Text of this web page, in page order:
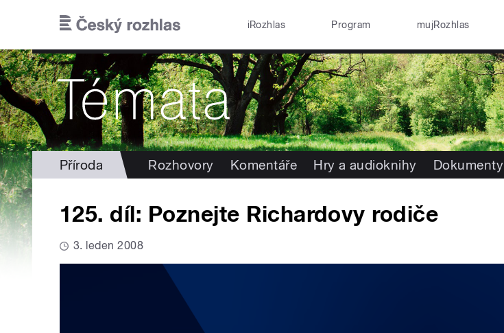
iRozhlas Program mujRozhlas
Příroda Rozhovory Komentáře Hry a audioknihy Dokumenty
125. díl: Poznejte Richardovy rodiče
3. leden 2008